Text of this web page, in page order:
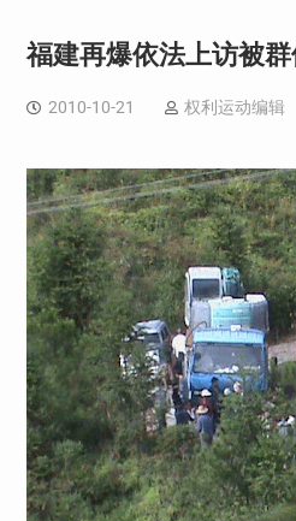
福建再爆依法上访被
2010-10-21 权利运动编辑